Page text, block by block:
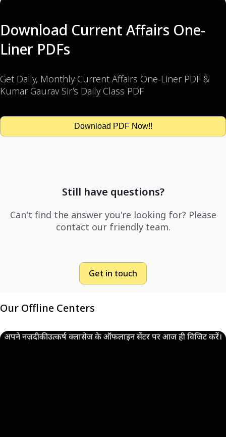
Download Current Affairs One-
Liner PDFs
Get Daily, Monthly Current Affairs One-Liner PDF &
Kumar Gaurav Sir’s Daily Class PDF
Download PDF Now!!
Still have questions?
Can't find the answer you're looking for? Please
contact our friendly team.
Get in touch
Our Offline Centers
अपने नज़दीकी उत्कर्ष क्लासेज के ऑफलाइन सेंटर पर आज ही विजिट करें।